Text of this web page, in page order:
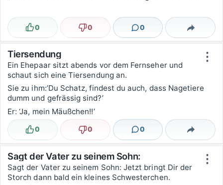
Lustig
0 Nicht lustig
0 0
Kommentare Teilen
⋮
Tiersendung
Ein Ehepaar sitzt abends vor dem Fernseher und
schaut sich eine Tiersendung an.
Sie zu ihm:’Du Schatz, findest du auch, dass Nagetiere
dumm und gefrässig sind?’
Er: ‘Ja, mein Mäußchen!!’
Lustig
0 Nicht lustig
0 0
Kommentare Teilen
⋮
Sagt der Vater zu seinem Sohn:
Sagt der Vater zu seinem Sohn: Jetzt bringt Dir der
Storch dann bald ein kleines Schwesterchen.